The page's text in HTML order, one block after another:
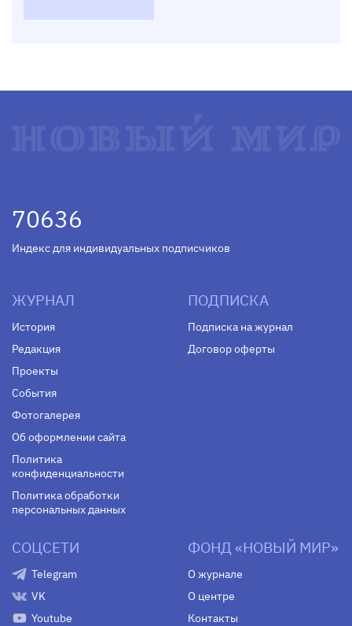
70636
Индекс для индивидуальных подписчиков
ЖУРНАЛ
История
Редакция
Проекты
События
Фотогалерея
Об оформлении сайта
Политика
конфиденциальности
Политика обработки
персональных данных
ПОДПИСКА
Подписка на журнал
Договор оферты
СОЦСЕТИ
Telegram
VK
Youtube
ФОНД «НОВЫЙ МИР»
О журнале
О центре
Контакты